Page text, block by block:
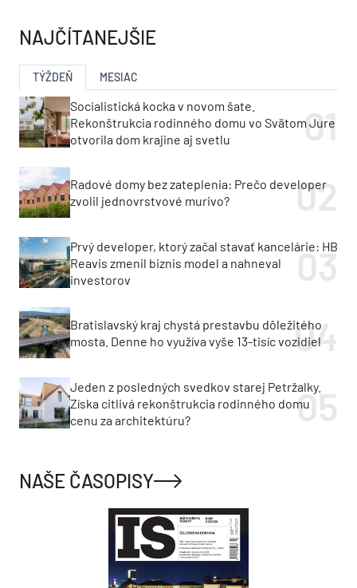
NAJČÍTANEJŠIE
TÝŽDEŇ MESIAC
Socialistická kocka v novom šate.
Rekonštrukcia rodinného domu vo Svätom Jure
otvorila dom krajine aj svetlu
Radové domy bez zateplenia: Prečo developer
zvolil jednovrstvové murivo?
Prvý developer, ktorý začal stavať kancelárie: HB
Reavis zmenil biznis model a nahneval
investorov
Bratislavský kraj chystá prestavbu dôležitého
mosta. Denne ho využíva vyše 13-tisíc vozidiel
Jeden z posledných svedkov starej Petržalky.
Získa citlivá rekonštrukcia rodinného domu
cenu za architektúru?
NAŠE ČASOPISY